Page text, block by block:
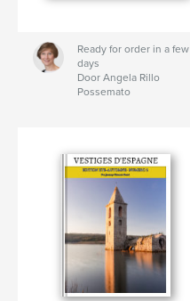
Ready for order in a few
days
Door Angela Rillo
Possemato